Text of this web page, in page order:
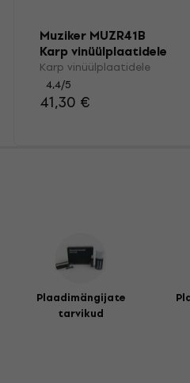
Muziker MUZR41B
Karp vinüülplaatidele
Karp vinüülplaatidele
4,4/5
41,30 €
Plaadimängijate
tarvikud